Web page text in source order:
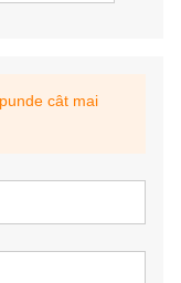
cât mai